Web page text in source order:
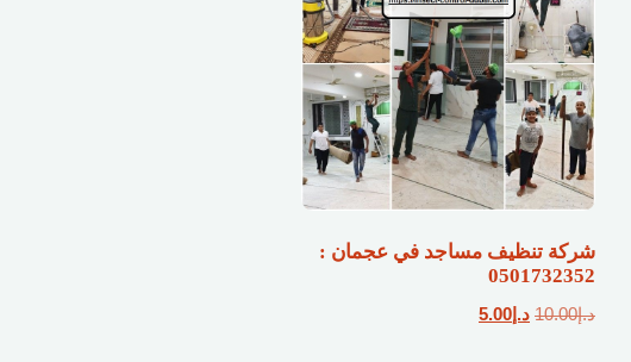
شركة تنظيف مساجد في عجمان :
0501732352
د.إ10.00 السعر
د.إ 5.00السعر